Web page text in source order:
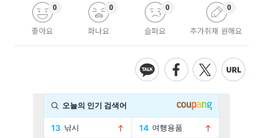
좋아요
0
화나요
0
슬퍼요
0
추가취재 원해요
0